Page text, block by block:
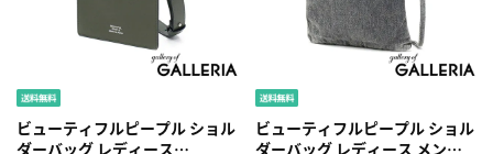
ビューティフルピープル ショル
ダーバッグ レディース
ビューティフルピープル ショル
ダーバッグ レディース メンズ